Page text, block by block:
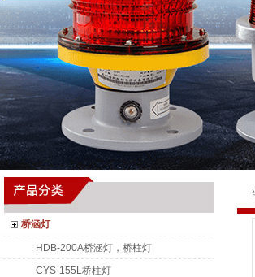
桥涵灯
HDB-200A桥涵灯，桥柱灯
CYS-155L桥柱灯